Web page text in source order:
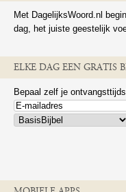
Met DagelijksWoord.nl
dag, het juiste geestelijk
ELKE DAG EEN GRATIS
Bepaal zelf je